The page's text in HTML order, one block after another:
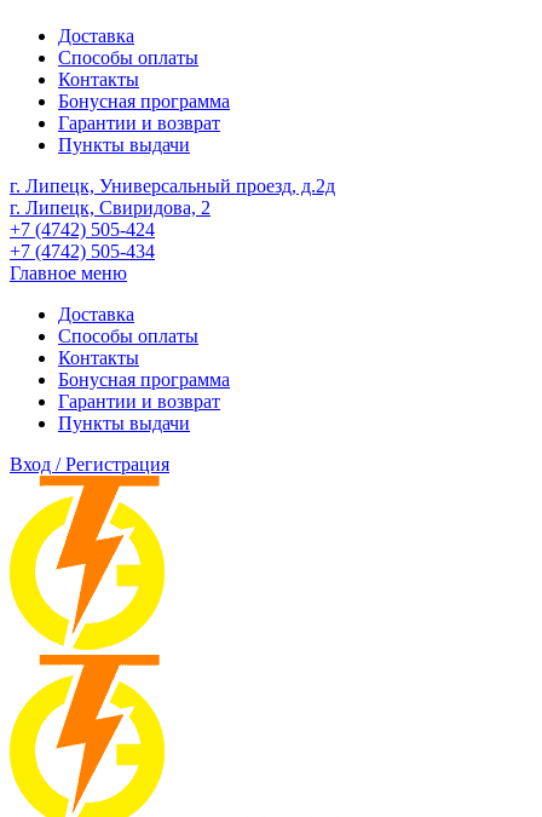
Доставка
Способы оплаты
Контакты
Бонусная программа
Гарантии и возврат
Пункты выдачи
г. Липецк, Универсальный проезд, д.2д
г. Липецк, Свиридова, 2
+7 (4742) 505-424
+7 (4742) 505-434
Главное меню
Доставка
Способы оплаты
Контакты
Бонусная программа
Гарантии и возврат
Пункты выдачи
Вход / Регистрация